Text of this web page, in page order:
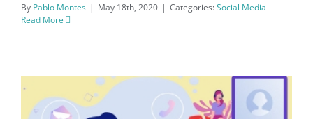
By Pablo Montes | May 18th, 2020 | Categories:Social Media
Read More